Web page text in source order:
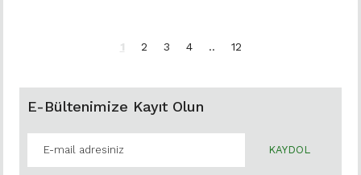
1 2 3 4 .. 12
E-Bültenimize Kayıt Olun
KAYDOL